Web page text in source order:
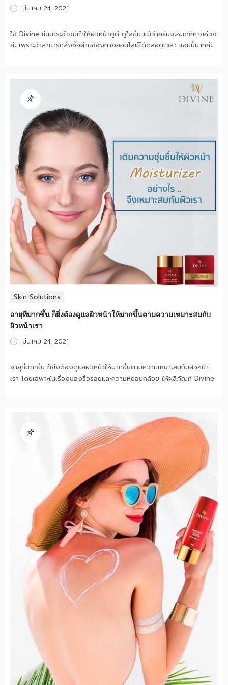
Posted
มีนาคม 24, 2021
ใช้ Divine เป็นประจำจนทำให้ผิวหน้าดูดี ดูใสขึ้น แม้ว่าครีมจะหมดก็หายห่วง
ค่ะ เพราะว่าสามารถสั่งซื้อผ่านช่องทางออนไลน์ได้ตลอดเวลา แฮปปี้มากค่ะ
Skin Solutions
อายุที่มากขึ้น ก็ยิ่งต้องดูแลผิวหน้าให้มากขึ้นตามความเหมาะสมกับ
ผิวหน้าเรา
Posted
มีนาคม 24, 2021
อายุที่มากขึ้น ก็ยิ่งต้องดูแลผิวหน้าให้มากขึ้นตามความเหมาะสมกับผิวหน้า
เรา โดยเฉพาะในเรื่องของริ้วรอยและความหย่อนคล้อย ให้ผลิภัณฑ์ Divine